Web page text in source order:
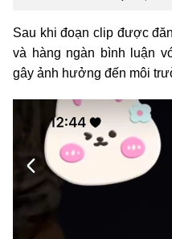
Sau khi đoạn clip được
và hàng ngàn bình luận
gây ảnh hưởng đến môi